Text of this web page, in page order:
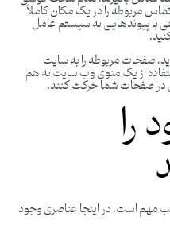
مربوطه را در یک مکان کاملاً
با پیوندهایی به سیستم عامل
صفحات مربوطه را به سایت
از یک منوی وب سایت به هم
در صفحات شما حرکت کنند.
است. در اینجا عناصری وجود